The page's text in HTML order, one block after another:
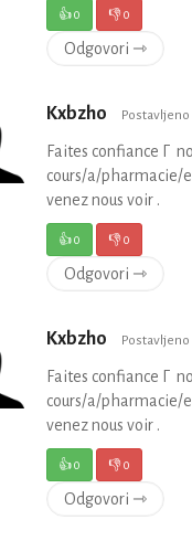
👍0 👎0
Odgovori ⇾
Kxbzho
Faites confiance Г
cours/a/pharmacie/
venez nous voir .
👍0 👎0
Odgovori ⇾
Kxbzho Postavljeno
Faites confiance Г
cours/a/pharmacie/
venez nous voir .
👍0 👎0
Odgovori ⇾